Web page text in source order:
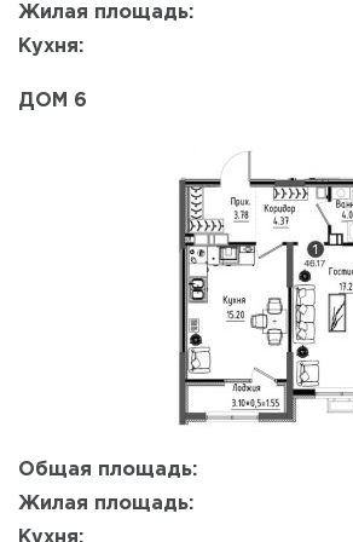
Жилая площадь:
Кухня:
ДОМ 6
Общая площадь:
Жилая площадь:
Кухня:
Да, удалить Отмена